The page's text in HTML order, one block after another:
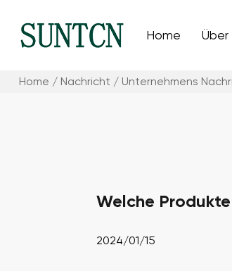
Home Über
Home / Nachricht / Unternehmens
Welche
2024/01/15